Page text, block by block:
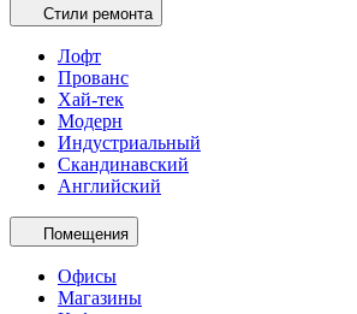
Стили ремонта
Лофт
Прованс
Хай-тек
Модерн
Индустриальный
Скандинавский
Английский
Помещения
Офисы
Магазины